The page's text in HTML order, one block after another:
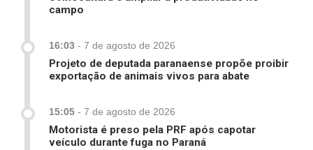
campo
16:03 - 7 de agosto de 2026
Projeto de deputada paranaense propõe proibir
exportação de animais vivos para abate
15:05 - 7 de agosto de 2026
Motorista é preso pela PRF após capotar
veículo durante fuga no Paraná